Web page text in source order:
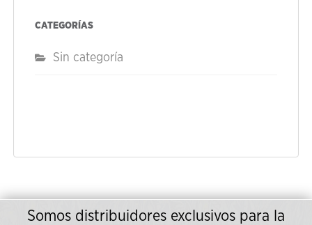
CATEGORÍAS
Sin categoría
Somos distribuidores exclusivos para la